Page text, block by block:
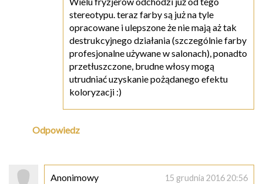
stereotypu. teraz farby są już na tyle
opracowane i ulepszone że nie mają aż tak
destrukcyjnego działania (szczególnie farby
profesjonalne używane w salonach), ponadto
przetłuszczone, brudne włosy mogą
utrudniać uzyskanie pożądanego efektu
koloryzacji :)
Odpowiedz
Anonimowy 15 grudnia 2016 20:56